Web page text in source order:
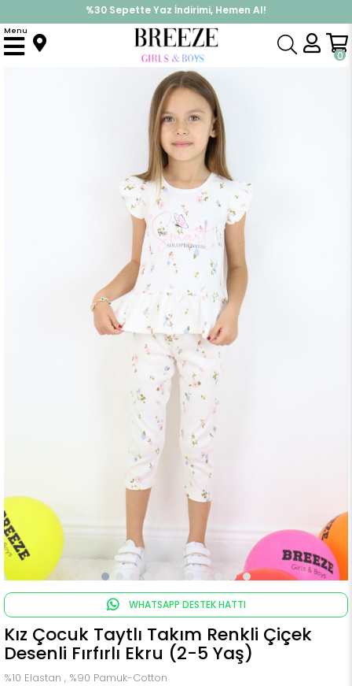
%30 Sepette Yaz İndirimi, Hemen Al!
İndirimlere ek %10 İndirimi Kap, Hemen Üye Ol!
0
Menu
Anasayfa Takımlar Tayt Takımı
WHATSAPP DESTEK HATTI
Kız Çocuk Taytlı Takım Renkli Çiçek
Desenli Fırfırlı Ekru (2-5 Yaş)
%10 Elastan , %90 Pamuk-Cotton